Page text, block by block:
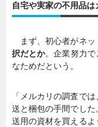
自宅や実家の不用品は
まず、初心者がネッ
択だとか。企業努力で
なためだという。
「メルカリの調査で
送と梱包の手間でし
送用の資材を買える